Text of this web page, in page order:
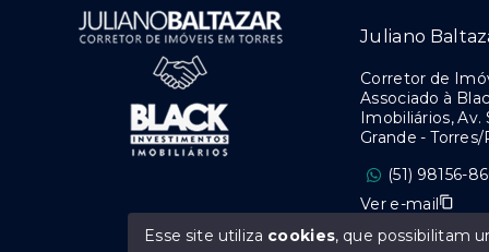
Juliano
Corretor de
Associado à
Imobiliários, Av.
Grande - Torres/
(51) 98156-
Ver e-mail
Esse site utiliza cookies, que possibilitam